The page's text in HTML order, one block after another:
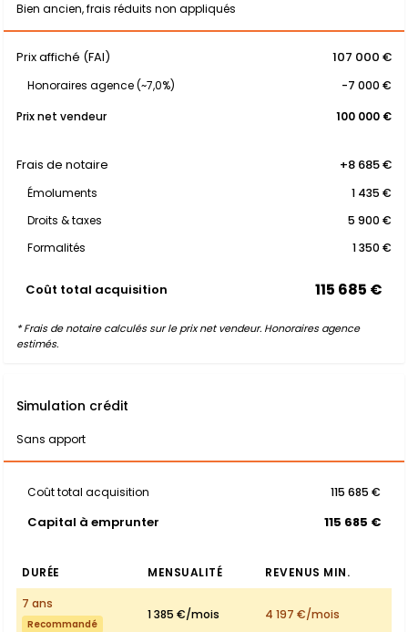
Bien ancien, frais réduits non appliqués
Prix affiché (FAI) 107 000 €
Honoraires agence (~7,0%)
-7 000 €
Prix net vendeur
100 000 €
Frais de notaire +8 685 €
Émoluments
1 435 €
Droits & taxes
5 900 €
Formalités
1 350 €
Coût total acquisition 115 685 €
* Frais de notaire calculés sur le prix net vendeur. Honoraires agence
estimés.
Simulation crédit
Sans apport
Coût total acquisition 115 685 €
Capital à emprunter 115 685 €
DURÉE MENSUALITÉ
REVENUS MIN.
7 ans
Recommandé
1 385 €/mois 4 197 €/mois